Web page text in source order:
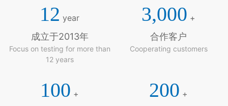
12 year
成立于2013年
Focus on testing for more than
12 years
3,000 +
合作客户
Cooperating customers
100 + 200 +